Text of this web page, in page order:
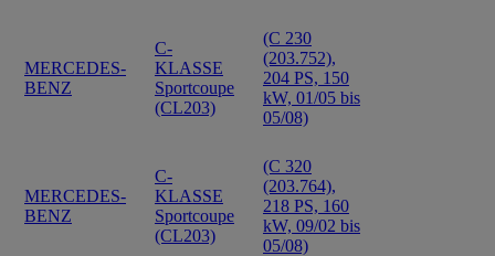
MERCEDES-
BENZ
C-
KLASSE
Sportcoupe
(CL203)
(C 230
(203.752),
204 PS, 150
kW, 01/05 bis
05/08)
MERCEDES-
BENZ
C-
KLASSE
Sportcoupe
(CL203)
(C 320
(203.764),
218 PS, 160
kW, 09/02 bis
05/08)